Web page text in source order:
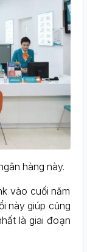
hàng này.
vào cuối năm
này giúp củng
là giai đoạn